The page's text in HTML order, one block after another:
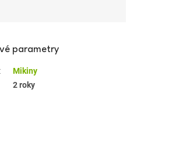
parametry
:
Mikiny
2 roky